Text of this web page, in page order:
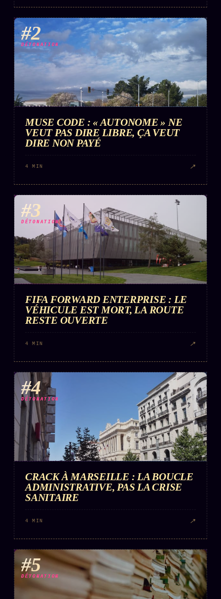
#2
DÉTONATION
MUSE CODE : « AUTONOME » NE
VEUT PAS DIRE LIBRE, ÇA VEUT
DIRE NON PAYÉ
4 MIN ↗
#3
DÉTONATION
FIFA FORWARD ENTERPRISE : LE
VÉHICULE EST MORT, LA ROUTE
RESTE OUVERTE
4 MIN ↗
#4
DÉTONATION
CRACK À MARSEILLE : LA BOUCLE
ADMINISTRATIVE, PAS LA CRISE
SANITAIRE
4 MIN ↗
#5
DÉTONATION